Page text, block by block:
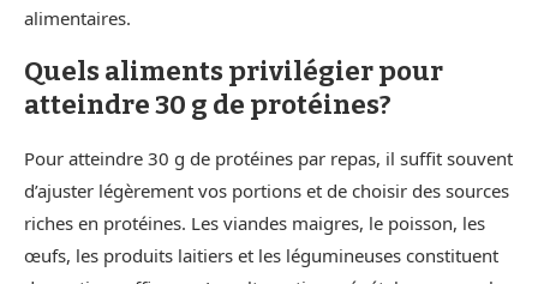
alimentaires.
Quels aliments privilégier pour
atteindre 30 g de protéines?
Pour atteindre 30 g de protéines par repas, il suffit souvent
d’ajuster légèrement vos portions et de choisir des sources
riches en protéines. Les viandes maigres, le poisson, les
œufs, les produits laitiers et les légumineuses constituent